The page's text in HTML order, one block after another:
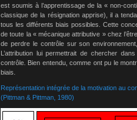
est soumis à l’apprentissage de la « non-
classique de la résignation apprise), il a
tous les différents biais possibles. Cette
de toute la « mécanique attributive » chez
de perdre le contrôle sur son
L’attribution lui permettrait de chercher
contrôle. Bien entendu, comme ont pu le
biais.
Représentation intégrée de la motivation au
(Pittman & Pittman, 1980)